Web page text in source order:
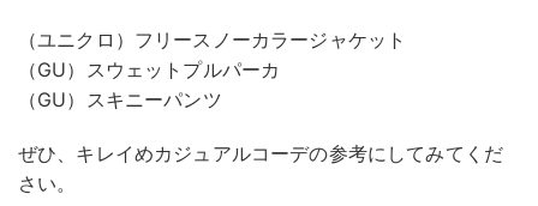
（ユニクロ）フリースノーカラージャケット
（GU）スウェットプルパーカ
（GU）スキニーパンツ
ぜひ、キレイめカジュアルコーデの参考にしてみてくだ
さい。